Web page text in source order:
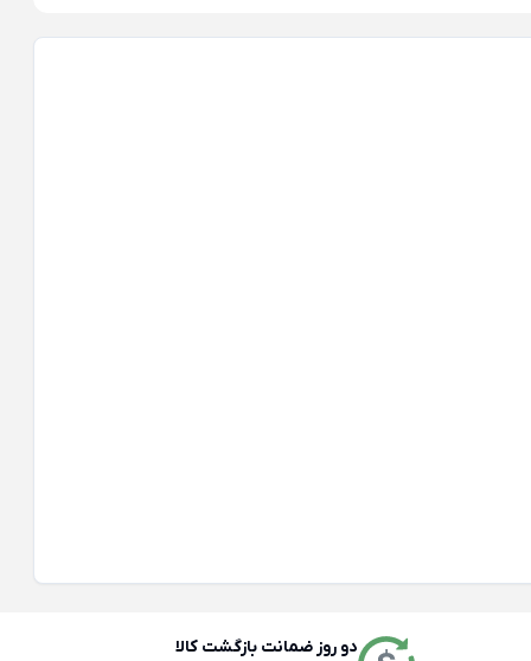
دو روز ضمانت بازگشت کالا